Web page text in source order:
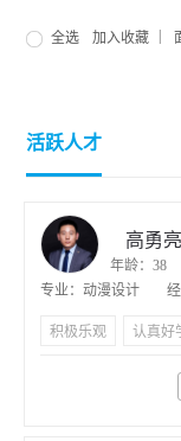
全选 加入收藏
活跃人才
高勇亮
年龄：38
专业：动漫设计
积极乐观 认真好